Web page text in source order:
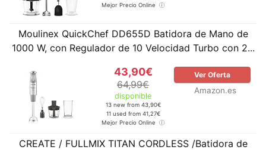
Mejor Precio Online
Moulinex QuickChef DD655D Batidora de Mano de
1000 W, con Regulador de 10 Velocidad Turbo con 2...
43,90€
64,99€
disponible
13 new from 43,90€
11 used from 41,27€
Mejor Precio Online
Ver Oferta
Amazon.es
CREATE / FULLMIX TITAN CORDLESS /Batidora de